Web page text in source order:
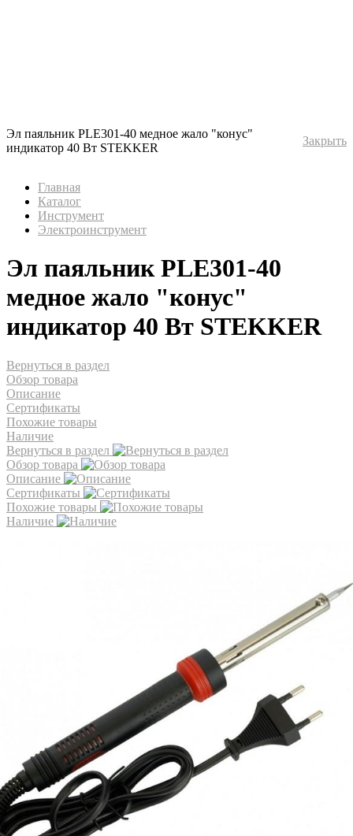
Эл паяльник PLE301-40 медное жало "конус"
индикатор 40 Вт STEKKER
Закрыть
Главная
Каталог
Инструмент
Электроинструмент
Эл паяльник PLE301-40
медное жало "конус"
индикатор 40 Вт STEKKER
Вернуться в раздел
Обзор товара
Описание
Сертификаты
Похожие товары
Наличие
Вернуться в раздел
Обзор товара
Описание
Сертификаты
Похожие товары
Наличие